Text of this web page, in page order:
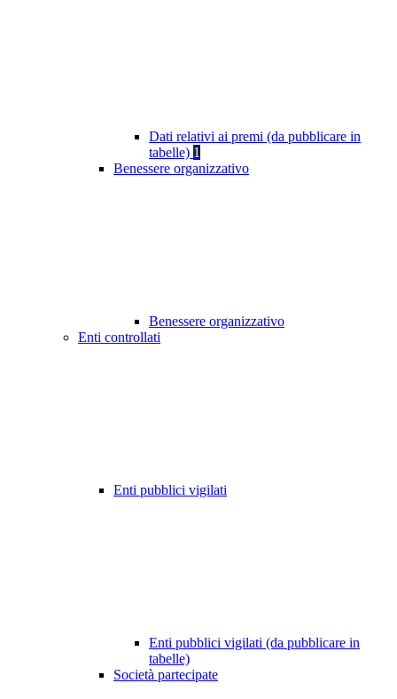
Dati relativi ai premi (da pubblicare in
tabelle) 1
Benessere organizzativo
Benessere organizzativo
Enti controllati
Enti pubblici vigilati
Enti pubblici vigilati (da pubblicare in
tabelle)
Società partecipate